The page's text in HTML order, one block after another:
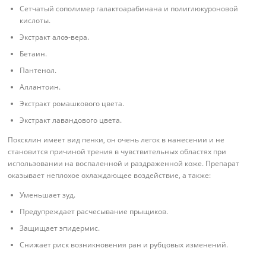
Сетчатый сополимер галактоарабинана и полиглюкуроновой
кислоты.
Экстракт алоэ-вера.
Бетаин.
Пантенол.
Аллантоин.
Экстракт ромашкового цвета.
Экстракт лавандового цвета.
Поксклин имеет вид пенки, он очень легок в нанесении и не
становится причиной трения в чувствительных областях при
использовании на воспаленной и раздраженной коже. Препарат
оказывает неплохое охлаждающее воздействие, а также:
Уменьшает зуд.
Предупреждает расчесывание прыщиков.
Защищает эпидермис.
Снижает риск возникновения ран и рубцовых изменений.